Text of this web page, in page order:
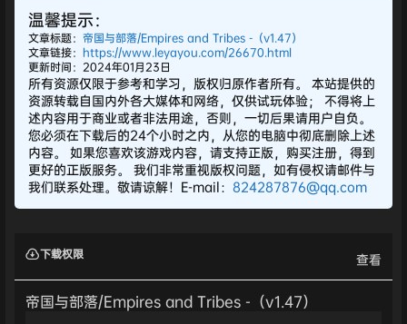
温馨提示：
文章标题： 帝国与部落/Empires and Tribes -（v1.47）
文章链接： https://www.leyayou.com/26670.html
更新时间：2024年01月23日
所有资源仅限于参考和学习，版权归原作者所有。 本站提供的
资源转载自国内外各大媒体和网络，仅供试玩体验； 不得将上
述内容用于商业或者非法用途，否则，一切后果请用户自负。
您必须在下载后的24个小时之内，从您的电脑中彻底删除上述
内容。 如果您喜欢该游戏内容，请支持正版，购买注册，得到
更好的正版服务。 我们非常重视版权问题，如有侵权请邮件与
我们联系处理。敬请谅解！E-mail： 824287876@qq.com
下载权限 查看
帝国与部落/Empires and Tribes -（v1.47）